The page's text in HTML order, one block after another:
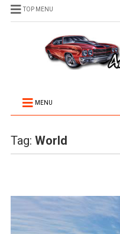
TOP MENU
MENU
Tag: World